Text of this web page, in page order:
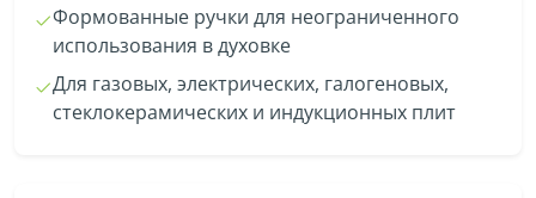
Формованные ручки для неограниченного
использования в духовке
Для газовых, электрических, галогеновых,
стеклокерамических и индукционных плит